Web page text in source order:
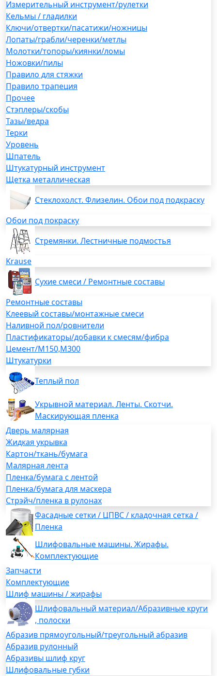
Измерительный инструмент/рулетки
Кельмы / гладилки
Ключи/отвертки/пасатижи/ножницы
Лопаты/грабли/черенки/метлы
Молотки/топоры/киянки/ломы
Ножовки/пилы
Правило для стяжки
Правило трапеция
Прочее
Стэплеры/скобы
Тазы/ведра
Терки
Уровень
Шпатель
Штукатурный инструмент
Щетка металлическая
Стеклохолст. Флизелин. Обои под подкраску
Обои под покраску
Стремянки. Лестничные подмостья
Krause
Сухие смеси / Ремонтные составы
Ремонтные составы
Клеевый составы/монтажные смеси
Наливной пол/ровнители
Пластификаторы/добавки к смесям/фибра
Цемент/М150,М300
Штукатурки
Теплый пол
Укрывной материал. Ленты. Скотчи.
Маскирующая пленка
Дверь малярная
Жидкая укрывка
Картон/ткань/бумага
Малярная лента
Пленка/бумага с лентой
Пленка/бумага для маскера
Стрэйч/пленка в рулонах
Фасадные сетки / ЦПВС / кладочная сетка /
Пленка
Шлифовальные машины. Жирафы.
Комплектующие
Запчасти
Комплектующие
Шлиф машины / жирафы
Шлифовальный материал/Абразивные круги
, полоски
Абразив прямоугольный/треугольный абразив
Абразив рулонный
Абразивы шлиф круг
Шлифовальные губки